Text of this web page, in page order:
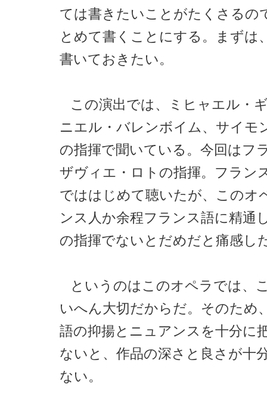
ては書きたいことがたくさるの
とめて書くことにする。まずは
書いておきたい。
この演出では、ミヒャエル・
ニエル・バレンボイム、サイモ
の指揮で聞いている。今回はフ
ザヴィエ・ロトの指揮。フラン
でははじめて聴いたが、このオ
ンス人か余程フランス語に精通
の指揮でないとだめだと痛感し
というのはこのオペラでは、
いへん大切だからだ。そのため
語の抑揚とニュアンスを十分に
ないと、作品の深さと良さが十
ない。